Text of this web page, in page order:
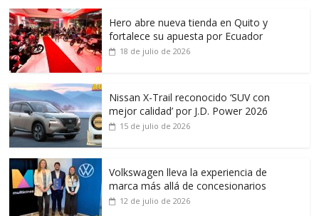
Hero abre nueva tienda en Quito y
fortalece su apuesta por Ecuador
18 de julio de 2026
Nissan X-Trail reconocido ‘SUV con
mejor calidad’ por J.D. Power 2026
15 de julio de 2026
Volkswagen lleva la experiencia de
marca más allá de concesionarios
12 de julio de 2026